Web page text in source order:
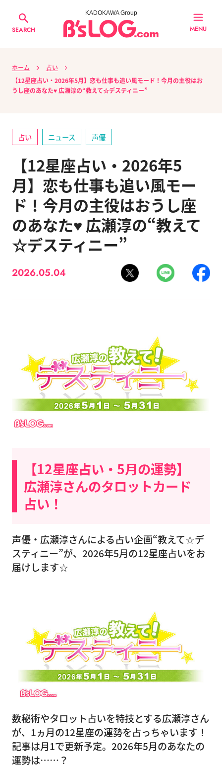
SEARCH
KADOKAWA Group
MENU
ホーム
占い
【12星座占い・2026年5月】恋も仕事も追い風モード！今月の主役はお
うし座のあなた♥ 広瀬淳の“教えて☆デスティニー”
占い ニュース 声優
【12星座占い・2026年5
月】恋も仕事も追い風モー
ド！今月の主役はおうし座
のあなた♥ 広瀬淳の“教えて
☆デスティニー”
2026.05.04
【12星座占い・5月の運勢】
広瀬淳さんのタロットカード
占い！
声優・広瀬淳さんによる占い企画“教えて☆デ
スティニー”が、2026年5月の12星座占いをお
届けします☆
数秘術やタロット占いを特技とする広瀬淳さん
が、1ヵ月の12星座の運勢を占っちゃいます！
記事は月1で更新予定。2026年5月のあなたの
運勢は……？